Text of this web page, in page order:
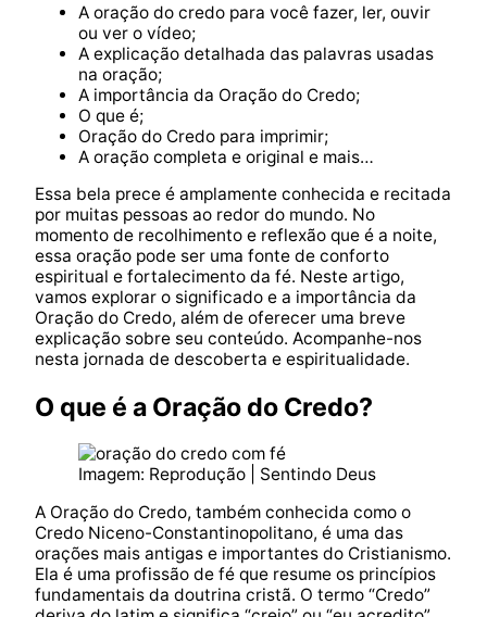
A oração do credo para você fazer, ler, ouvir
ou ver o vídeo;
A explicação detalhada das palavras usadas
na oração;
A importância da Oração do Credo;
O que é;
Oração do Credo para imprimir;
A oração completa e original e mais…
Essa bela prece é amplamente conhecida e recitada
por muitas pessoas ao redor do mundo. No
momento de recolhimento e reflexão que é a noite,
essa oração pode ser uma fonte de conforto
espiritual e fortalecimento da fé. Neste artigo,
vamos explorar o significado e a importância da
Oração do Credo, além de oferecer uma breve
explicação sobre seu conteúdo. Acompanhe-nos
nesta jornada de descoberta e espiritualidade.
O que é a Oração do Credo?
Imagem: Reprodução | Sentindo Deus
A Oração do Credo, também conhecida como o
Credo Niceno-Constantinopolitano, é uma das
orações mais antigas e importantes do Cristianismo.
Ela é uma profissão de fé que resume os princípios
fundamentais da doutrina cristã. O termo “Credo”